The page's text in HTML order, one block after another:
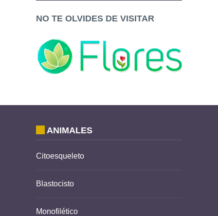
NO TE OLVIDES DE VISITAR
ANIMALES
Citoesqueleto
Blastocisto
Monofilético